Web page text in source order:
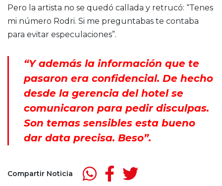
Pero la artista no se quedó callada y retrucó: “Tenes
mi número Rodri. Si me preguntabas te contaba
para evitar especulaciones”.
“Y además la información que te
pasaron era confidencial. De hecho
desde la gerencia del hotel se
comunicaron para pedir disculpas.
Son temas sensibles esta bueno
dar data precisa. Beso”.
Compartir Noticia